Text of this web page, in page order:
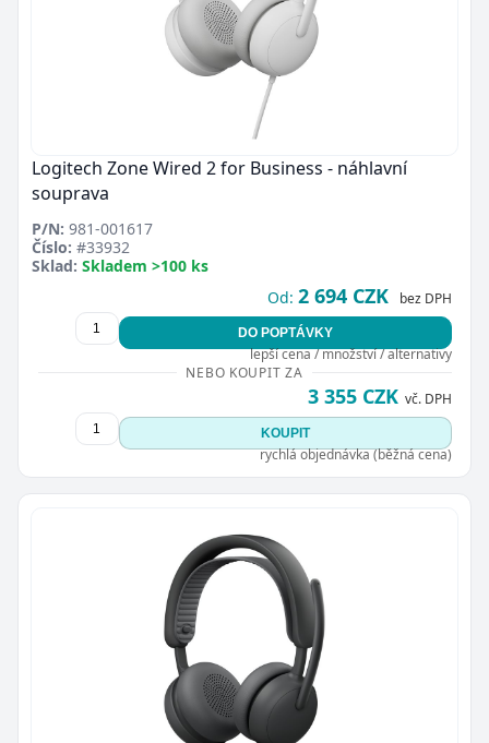
Logitech Zone Wired 2 for Business - náhlavní
souprava
P/N: 981-001617
Číslo: #33932
Sklad: Skladem >100 ks
Od: 2 694 CZK bez DPH
DO POPTÁVKY
lepší cena / množství / alternativy
NEBO KOUPIT ZA
3 355 CZK vč. DPH
KOUPIT
rychlá objednávka (běžná cena)